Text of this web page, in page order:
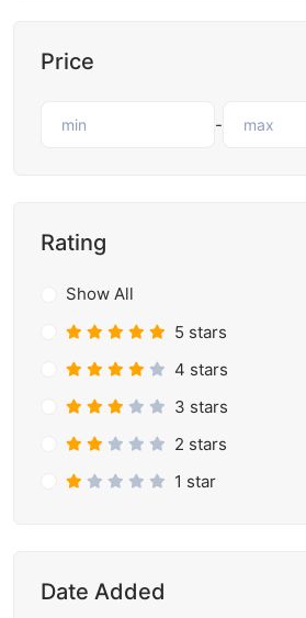
Price
-
Rating
Show All
5 stars
4 stars
3 stars
2 stars
1 star
Date Added